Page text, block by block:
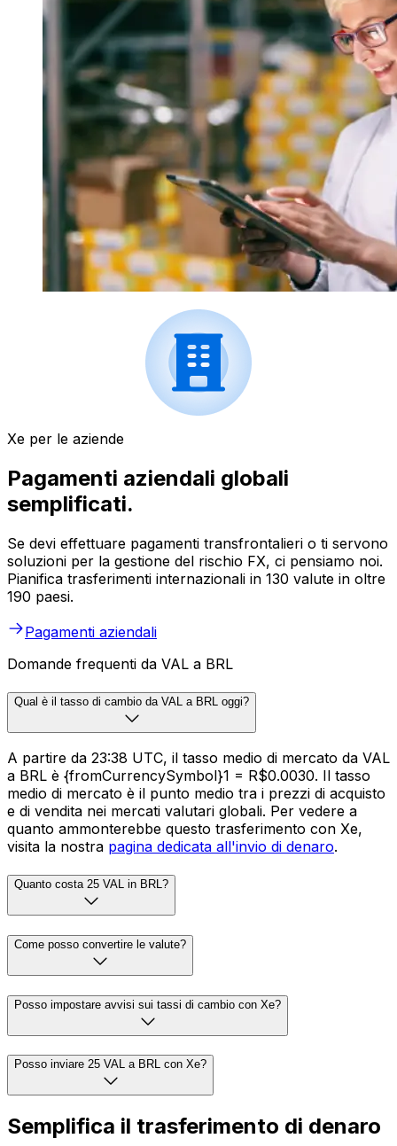
Xe per le aziende
Pagamenti aziendali globali
semplificati.
Se devi effettuare pagamenti transfrontalieri o ti servono
soluzioni per la gestione del rischio FX, ci pensiamo noi.
Pianifica trasferimenti internazionali in 130 valute in oltre
190 paesi.
Pagamenti aziendali
Domande frequenti da VAL a BRL
Qual è il tasso di cambio da VAL a BRL oggi?
A partire da 23:38 UTC, il tasso medio di mercato da VAL
a BRL è {fromCurrencySymbol}1 = R$0.0030. Il tasso
medio di mercato è il punto medio tra i prezzi di acquisto
e di vendita nei mercati valutari globali. Per vedere a
quanto ammonterebbe questo trasferimento con Xe,
visita la nostra pagina dedicata all'invio di denaro.
Quanto costa 25 VAL in BRL?
Come posso convertire le valute?
Posso impostare avvisi sui tassi di cambio con Xe?
Posso inviare 25 VAL a BRL con Xe?
Semplifica il trasferimento di denaro